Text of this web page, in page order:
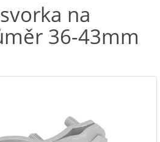
na
36-43mm